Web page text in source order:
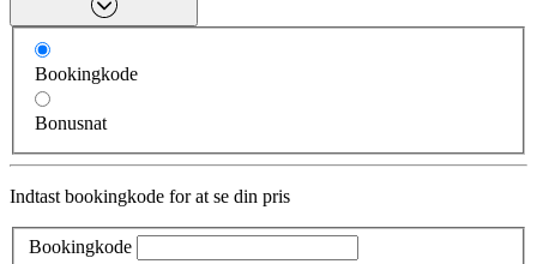
Bookingkode
Bonusnat
Indtast bookingkode for at se din pris
Bookingkode